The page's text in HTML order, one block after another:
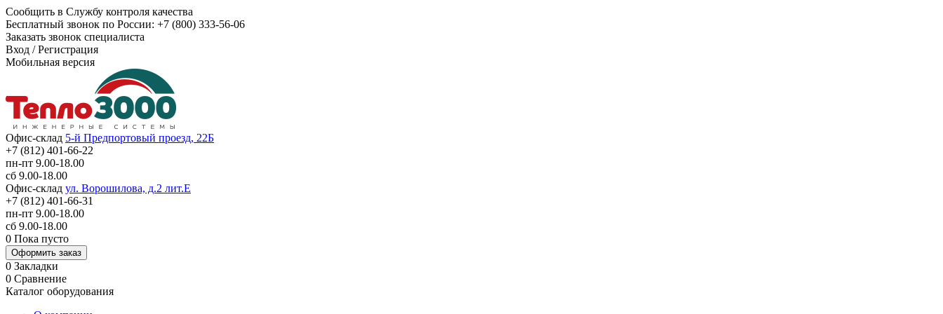
Сообщить в Службу контроля качества
Бесплатный звонок по России: +7 (800) 333-56-06
Заказать звонок специалиста
Вход /Регистрация
Мобильная версия
Офис-склад 5-й Предпортовый проезд, 22Б
+7 (812) 401-66-22
пн-пт 9.00-18.00
сб 9.00-18.00
Офис-склад ул. Ворошилова, д.2 лит.Е
+7 (812) 401-66-31
пн-пт 9.00-18.00
сб 9.00-18.00
0 Пока пусто
Оформить заказ
0 Закладки
0 Сравнение
Каталог оборудования